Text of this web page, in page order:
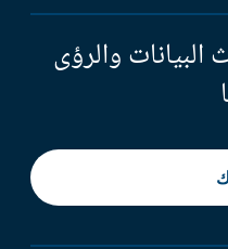
البيانات والرؤى